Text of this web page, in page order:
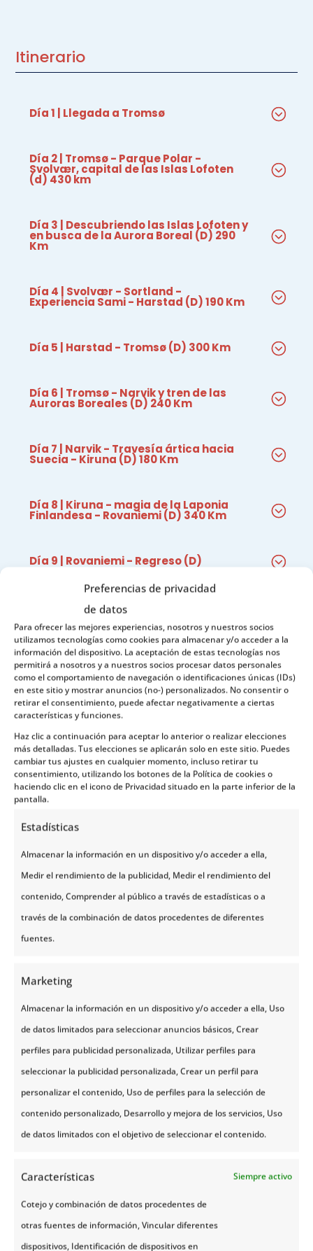
Preferencias de privacidad
de datos
Para ofrecer las mejores experiencias, nosotros y nuestros socios
utilizamos tecnologías como cookies para almacenar y/o acceder a la
información del dispositivo. La aceptación de estas tecnologías nos
permitirá a nosotros y a nuestros socios procesar datos personales
como el comportamiento de navegación o identificaciones únicas (IDs)
en este sitio y mostrar anuncios (no-) personalizados. No consentir o
retirar el consentimiento, puede afectar negativamente a ciertas
características y funciones.
Haz clic a continuación para aceptar lo anterior o realizar elecciones
más detalladas. Tus elecciones se aplicarán solo en este sitio. Puedes
cambiar tus ajustes en cualquier momento, incluso retirar tu
consentimiento, utilizando los botones de la Política de cookies o
haciendo clic en el icono de Privacidad situado en la parte inferior de la
pantalla.
Estadísticas
Almacenar la información en un dispositivo y/o acceder a ella,
Medir el rendimiento de la publicidad, Medir el rendimiento del
contenido, Comprender al público a través de estadísticas o a
través de la combinación de datos procedentes de diferentes
fuentes.
Marketing
Almacenar la información en un dispositivo y/o acceder a ella, Uso
de datos limitados para seleccionar anuncios básicos, Crear
perfiles para publicidad personalizada, Utilizar perfiles para
seleccionar la publicidad personalizada, Crear un perfil para
personalizar el contenido, Uso de perfiles para la selección de
contenido personalizado, Desarrollo y mejora de los servicios, Uso
de datos limitados con el objetivo de seleccionar el contenido.
Características Siempre activo
Cotejo y combinación de datos procedentes de
otras fuentes de información, Vincular diferentes
dispositivos, Identificación de dispositivos en
Itinerario
Día 1 | Llegada a Tromsø
Día 2 | Tromsø - Parque Polar -
Svolvær, capital de las Islas Lofoten
(d) 430 km
Día 3 | Descubriendo las Islas Lofoten y
en busca de la Aurora Boreal (D) 290
Km
Día 4 | Svolvær - Sortland -
Experiencia Sami - Harstad (D) 190 Km
Día 5 | Harstad - Tromsø (D) 300 Km
Día 6 | Tromsø - Narvik y tren de las
Auroras Boreales (D) 240 Km
Día 7 | Narvik - Travesía ártica hacia
Suecia - Kiruna (D) 180 Km
Día 8 | Kiruna - magia de la Laponia
Finlandesa - Rovaniemi (D) 340 Km
Día 9 | Rovaniemi - Regreso (D)
Notas
• La realización de las actividades opcionales está sujeta
a la compatibilidad de horarios entre sí y a las horas de
llegada o regreso de los vuelos; por lo tanto, en ciertos
• El barco rápido Harstad-Tromsø podrá ser sustituido
por trayecto por carretera en caso de no estar
disponible.
• Salida 30/12: el Museo Vikingo se encontrará cerrado y
no será posible su visita. En cambio se visitará un centro
de acuicultura en lancha RIB y se realizará una
degustación de pescado, además esta salida incluye la
cena del día 31/12 en el hotel.
variaciones en el orden de las actividades o realizarse a
la inversa, esto no altera ninguna de las inclusiones
publicadas.
Actividades Opcionales
Estos servicios extras deben prereservarse
previamente, son bajo petición y sujetos a días y
horarios de operativa así como a un mínimo de
participantes y a condiciones meteorológicas. Las
actividades son en regular y habitualmente en inglés.
La salida de las excursiones será desde el propio
dependiendo de la operativa. En algunos casos, los
locales, ya que incluyen gestión anticipada y garantía
de disponibilidad antes de la llegada de los pasajeros